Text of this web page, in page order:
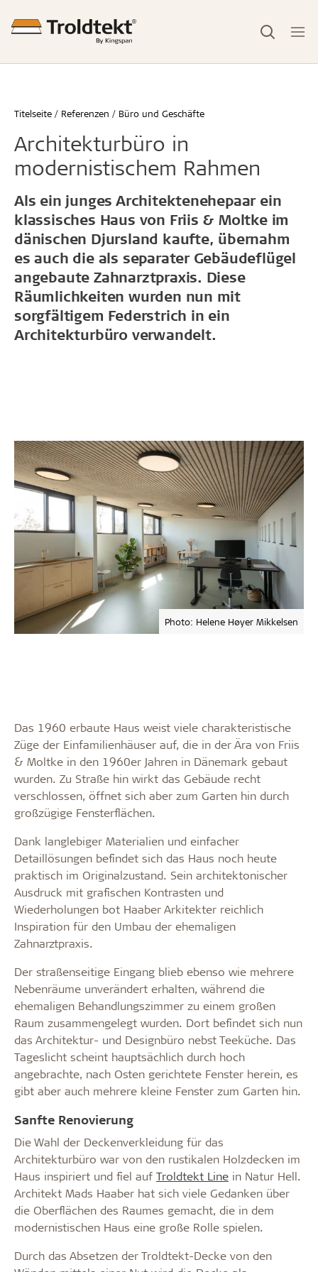
Titelseite Referenzen Büro und Geschäfte
Architekturbüro in
modernistischem Rahmen
Als ein junges Architektenehepaar ein
klassisches Haus von Friis & Moltke im
dänischen Djursland kaufte, übernahm
es auch die als separater Gebäudeflügel
angebaute Zahnarztpraxis. Diese
Räumlichkeiten wurden nun mit
sorgfältigem Federstrich in ein
Architekturbüro verwandelt.
Photo: Helene Høyer Mikkelsen
Das 1960 erbaute Haus weist viele charakteristische
Züge der Einfamilienhäuser auf, die in der Ära von Friis
& Moltke in den 1960er Jahren in Dänemark gebaut
wurden. Zu Straße hin wirkt das Gebäude recht
verschlossen, öffnet sich aber zum Garten hin durch
großzügige Fensterflächen.
Dank langlebiger Materialien und einfacher
Detaillösungen befindet sich das Haus noch heute
praktisch im Originalzustand. Sein architektonischer
Ausdruck mit grafischen Kontrasten und
Wiederholungen bot Haaber Arkitekter reichlich
Inspiration für den Umbau der ehemaligen
Zahnarztpraxis.
Der straßenseitige Eingang blieb ebenso wie mehrere
Nebenräume unverändert erhalten, während die
ehemaligen Behandlungszimmer zu einem großen
Raum zusammengelegt wurden. Dort befindet sich nun
das Architektur- und Designbüro nebst Teeküche. Das
Tageslicht scheint hauptsächlich durch hoch
angebrachte, nach Osten gerichtete Fenster herein, es
gibt aber auch mehrere kleine Fenster zum Garten hin.
Sanfte Renovierung
Die Wahl der Deckenverkleidung für das
Architekturbüro war von den rustikalen Holzdecken im
Haus inspiriert und fiel auf Troldtekt Line in Natur Hell.
Architekt Mads Haaber hat sich viele Gedanken über
die Oberflächen des Raumes gemacht, die in dem
modernistischen Haus eine große Rolle spielen.
Durch das Absetzen der Troldtekt-Decke von den